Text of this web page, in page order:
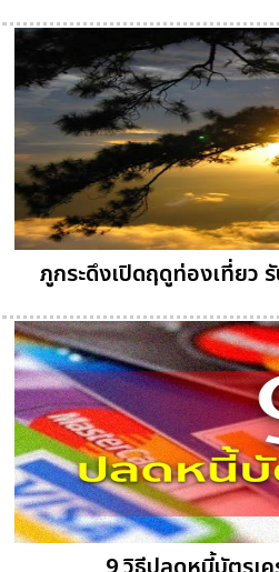
ภูกระดึงเปิดฤดูท่องเที่ยว